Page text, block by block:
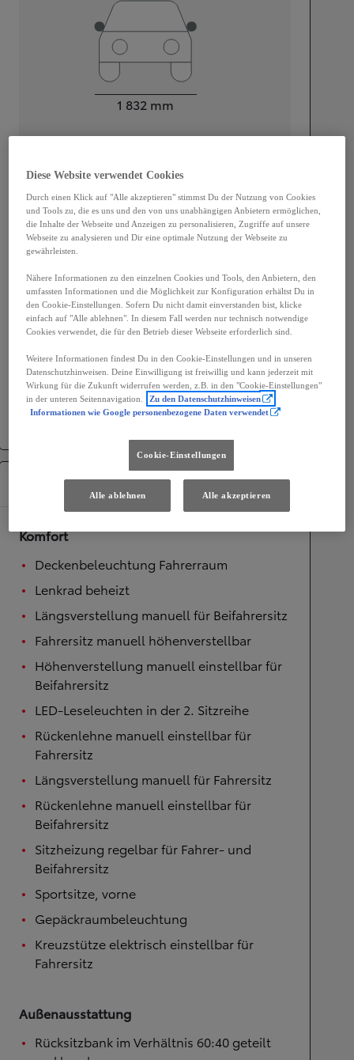
1 832 mm
Motorisierung
Zylinder
4
Hubraum in ccm
1 987 cc
Leistung
164kW (223 PS)
Leistung
Höchstgeschwindigkeit 180 km/h
Beschleunigung 0-100 km
7,4Sekunden
Getriebe
Antrieb
Frontantrieb
Ausstattung
Komfort
Deckenbeleuchtung Fahrerraum
Lenkrad beheizt
Längsverstellung manuell für Beifahrersitz
Fahrersitz manuell höhenverstellbar
Höhenverstellung manuell einstellbar für
Beifahrersitz
LED-Leseleuchten in der 2. Sitzreihe
Rückenlehne manuell einstellbar für
Fahrersitz
Längsverstellung manuell für Fahrersitz
Rückenlehne manuell einstellbar für
Beifahrersitz
Sitzheizung regelbar für Fahrer- und
Beifahrersitz
Sportsitze, vorne
Gepäckraumbeleuchtung
Kreuzstütze elektrisch einstellbar für
Fahrersitz
Außenausstattung
Rücksitzbank im Verhältnis 60:40 geteilt
Diese Website verwendet Cookies
Durch einen Klick auf "Alle akzeptieren" stimmst Du der Nutzung von Cookies
und Tools zu, die es uns und den von uns unabhängigen Anbietern ermöglichen,
die Inhalte der Webseite und Anzeigen zu personalisieren, Zugriffe auf unsere
Webseite zu analysieren und Dir eine optimale Nutzung der Webseite zu
gewährleisten.
Nähere Informationen zu den einzelnen Cookies und Tools, den Anbietern, den
umfassten Informationen und die Möglichkeit zur Konfiguration erhältst Du in
den Cookie-Einstellungen. Sofern Du nicht damit einverstanden bist, klicke
einfach auf "Alle ablehnen". In diesem Fall werden nur technisch notwendige
Cookies verwendet, die für den Betrieb dieser Webseite erforderlich sind.
Weitere Informationen findest Du in den Cookie-Einstellungen und in unseren
Datenschutzhinweisen. Deine Einwilligung ist freiwillig und kann jederzeit mit
Wirkung für die Zukunft widerrufen werden, z.B. in den "Cookie-Einstellungen"
in der unteren Seitennavigation.
Zu den Datenschutzhinweisen
Informationen wie Google personenbezogene Daten verwendet
Cookie-Einstellungen
Alle ablehnen Alle akzeptieren